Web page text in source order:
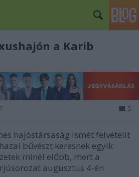
a Karib
5
hajóstársaság ismét felvételit
bűvészt keresnek egyik
minél előbb, mert a
augusztus 4-én